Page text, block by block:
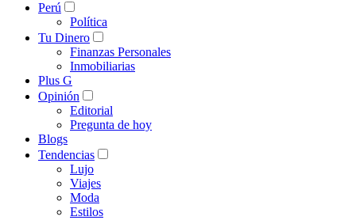
Perú
Política
Tu Dinero
Finanzas Personales
Inmobiliarias
Plus G
Opinión
Editorial
Pregunta de hoy
Blogs
Tendencias
Lujo
Viajes
Moda
Estilos